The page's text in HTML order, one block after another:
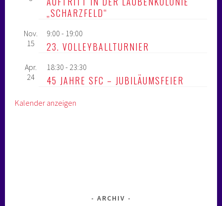
„SCHARZFELD“
Nov.
15
9:00 - 19:00
23. VOLLEYBALLTURNIER
Apr.
24
18:30 - 23:30
45 JAHRE SFC – JUBILÄUMSFEIER
Kalender anzeigen
ARCHIV